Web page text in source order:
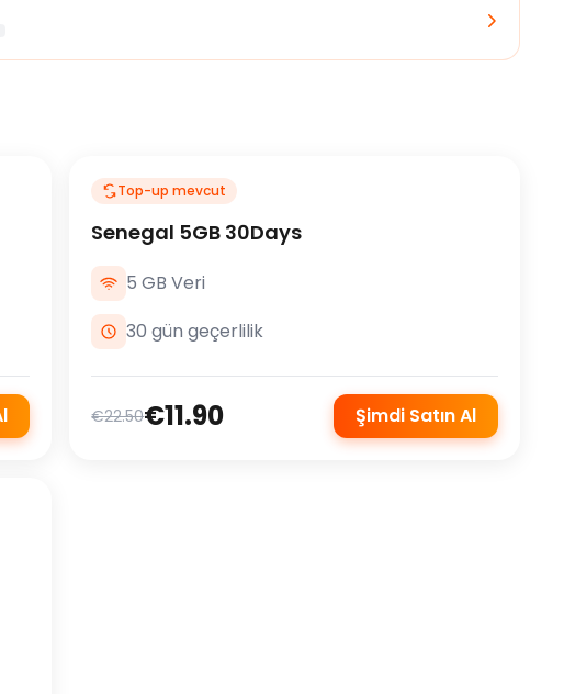
Top-up mevcut
Senegal 5GB 30Days
5 GB Veri
30 gün geçerlilik
€22.50€11.90 Şimdi Satın Al